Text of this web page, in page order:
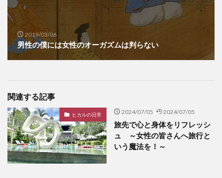
2019/03/06
男性の僕には女性のオーガズムは判らない
関連する記事
ヒカルの日常 2024/07/05 2024/07/05
旅先で心と身体をリフレッシ
ュ ～女性の皆さんへ旅行と
いう魔法を！～